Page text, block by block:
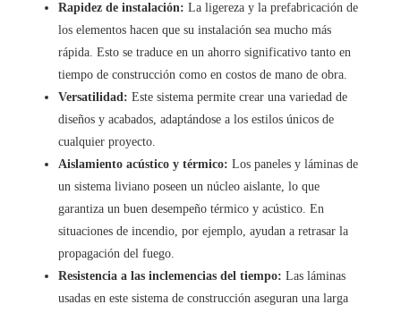
Rapidez de instalación: La ligereza y la prefabricación de
los elementos hacen que su instalación sea mucho más
rápida. Esto se traduce en un ahorro significativo tanto en
tiempo de construcción como en costos de mano de obra.
Versatilidad: Este sistema permite crear una variedad de
diseños y acabados, adaptándose a los estilos únicos de
cualquier proyecto.
Aislamiento acústico y térmico: Los paneles y láminas de
un sistema liviano poseen un núcleo aislante, lo que
garantiza un buen desempeño térmico y acústico. En
situaciones de incendio, por ejemplo, ayudan a retrasar la
propagación del fuego.
Resistencia a las inclemencias del tiempo: Las láminas
usadas en este sistema de construcción aseguran una larga